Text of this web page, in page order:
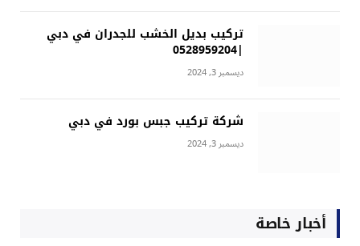
تركيب بديل الخشب للجدران في دبي
|0528959204
ديسمبر 3, 2024
شركة تركيب جبس بورد في دبي
ديسمبر 3, 2024
أخبار خاصة